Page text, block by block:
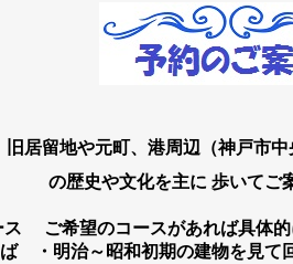
居留地や元町、港周辺（神戸市
の歴史や文化を主に 歩いてご
ス ご希望のコースがあれば具体的
ば ・明治～昭和初期の